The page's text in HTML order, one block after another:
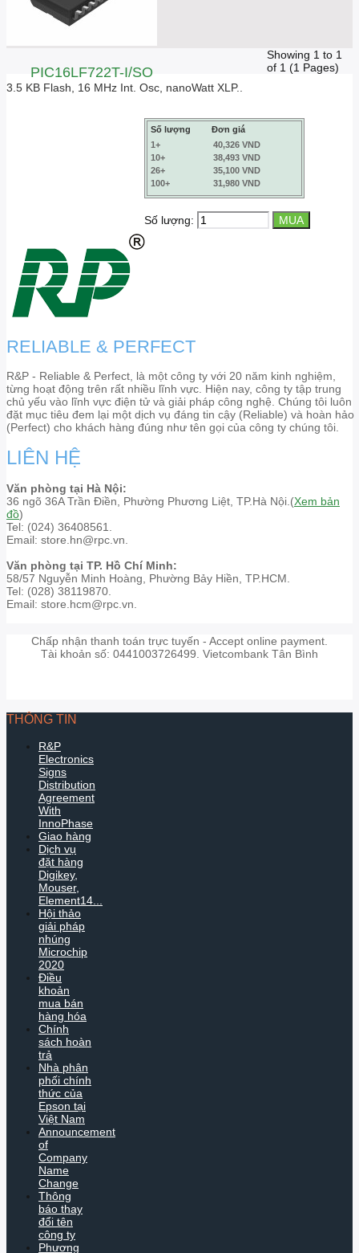
PIC16LF722T-I/SO
3.5 KB Flash, 16 MHz Int. Osc, nanoWatt XLP..
Số lượng
Đơn giá
1+
40,326 VND
10+
38,493 VND
26+
35,100 VND
100+
31,980 VND
Số lượng:
Showing 1 to 1
of 1 (1 Pages)
RELIABLE & PERFECT
R&P - Reliable & Perfect, là một công ty với 20 năm kinh nghiệm,
từng hoạt động trên rất nhiều lĩnh vực. Hiện nay, công ty tập trung
chủ yếu vào lĩnh vực điện tử và giải pháp công nghệ. Chúng tôi luôn
đặt mục tiêu đem lại một dịch vụ đáng tin cậy (Reliable) và hoàn hảo
(Perfect) cho khách hàng đúng như tên gọi của công ty chúng tôi.
LIÊN HỆ
Văn phòng tại Hà Nội:
36 ngõ 36A Trần Điền, Phường Phương Liệt, TP.Hà Nội.(Xem bản
đồ)
Tel: (024) 36408561.
Email: store.hn@rpc.vn.
Văn phòng tại TP. Hồ Chí Minh:
58/57 Nguyễn Minh Hoàng, Phường Bảy Hiền, TP.HCM.
Tel: (028) 38119870.
Email: store.hcm@rpc.vn.
Chấp nhận thanh toán trực tuyến - Accept online payment.
Tài khoản số: 0441003726499. Vietcombank Tân Bình
THÔNG TIN
R&P
Electronics
Signs
Distribution
Agreement
With
InnoPhase
Giao hàng
Dịch vụ
đặt hàng
Digikey,
Mouser,
Element14...
Hội thảo
giải pháp
nhúng
Microchip
2020
Điều
khoản
mua bán
hàng hóa
Chính
sách hoàn
trả
Nhà phân
phối chính
thức của
Epson tại
Việt Nam
Announcement
of
Company
Name
Change
Thông
báo thay
đổi tên
công ty
Phương